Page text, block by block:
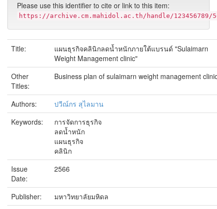
Please use this identifier to cite or link to this item:
https://archive.cm.mahidol.ac.th/handle/123456789/
Title:
แผนธุรกิจคลินิกลดน้ำหนักภายใต้แบรนด์ "Sulaimarn
Weight Management clinic"
Other
Titles:
Business plan of sulaimarn weight management
Authors:
ปวีณ์กร สุไลมาน
Keywords:
การจัดการธุรกิจ
ลดน้ำหนัก
แผนธุรกิจ
คลินิก
Issue
Date:
2566
Publisher:
มหาวิทยาลัยมหิดล